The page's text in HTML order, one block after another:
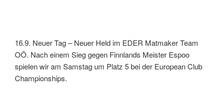
16.9. Neuer Tag – Neuer Held im EDER Matmaker Team
OÖ. Nach einem Sieg gegen Finnlands Meister Espoo
spielen wir am Samstag um Platz 5 bei der European Club
Championships.